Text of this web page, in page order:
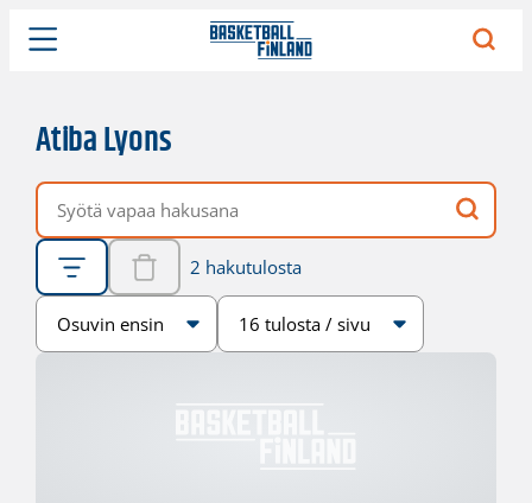
Atiba Lyons
Vapaa hakusana
2 hakutulosta
Järjestys
Sivukoko